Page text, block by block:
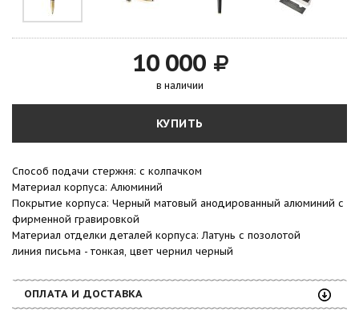
10 000
в наличии
КУПИТЬ
Способ подачи стержня: с колпачком
Материал корпуса: Алюминий
Покрытие корпуса: Черный матовый анодированный алюминий с
фирменной гравировкой
Материал отделки деталей корпуса: Латунь с позолотой
линия письма - тонкая, цвет чернил черный
ОПЛАТА И ДОСТАВКА